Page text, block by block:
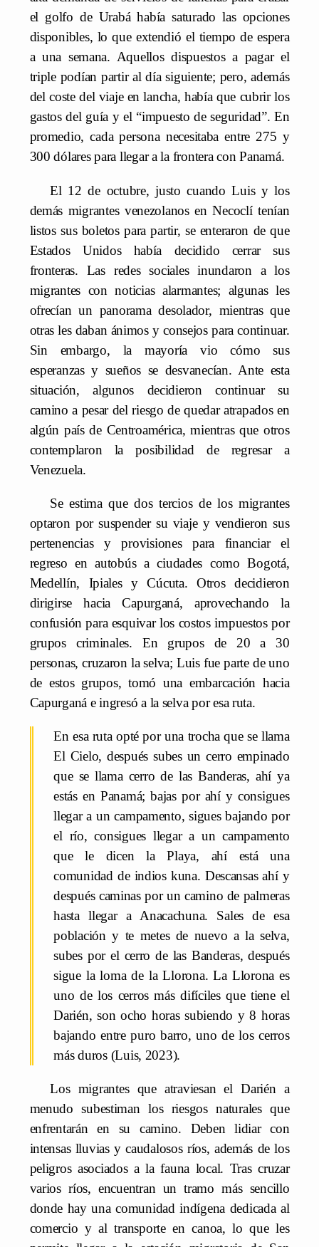
el golfo de Urabá había saturado las opciones
disponibles, lo que extendió el tiempo de espera
a una semana. Aquellos dispuestos a pagar el
triple podían partir al día siguiente; pero, además
del coste del viaje en lancha, había que cubrir los
gastos del guía y el “impuesto de seguridad”. En
promedio, cada persona necesitaba entre 275 y
300 dólares para llegar a la frontera con Panamá.
El 12 de octubre, justo cuando Luis y los
demás migrantes venezolanos en Necoclí tenían
listos sus boletos para partir, se enteraron de que
Estados Unidos había decidido cerrar sus
fronteras. Las redes sociales inundaron a los
migrantes con noticias alarmantes; algunas les
ofrecían un panorama desolador, mientras que
otras les daban ánimos y consejos para continuar.
Sin embargo, la mayoría vio cómo sus
esperanzas y sueños se desvanecían. Ante esta
situación, algunos decidieron continuar su
camino a pesar del riesgo de quedar atrapados en
algún país de Centroamérica, mientras que otros
contemplaron la posibilidad de regresar a
Venezuela.
Se estima que dos tercios de los migrantes
optaron por suspender su viaje y vendieron sus
pertenencias y provisiones para financiar el
regreso en autobús a ciudades como Bogotá,
Medellín, Ipiales y Cúcuta. Otros decidieron
dirigirse hacia Capurganá, aprovechando la
confusión para esquivar los costos impuestos por
grupos criminales. En grupos de 20 a 30
personas, cruzaron la selva; Luis fue parte de uno
de estos grupos, tomó una embarcación hacia
Capurganá e ingresó a la selva por esa ruta.
En esa ruta opté por una trocha que se llama
El Cielo, después subes un cerro empinado
que se llama cerro de las Banderas, ahí ya
estás en Panamá; bajas por ahí y consigues
llegar a un campamento, sigues bajando por
el río, consigues llegar a un campamento
que le dicen la Playa, ahí está una
comunidad de indios kuna. Descansas ahí y
después caminas por un camino de palmeras
hasta llegar a Anacachuna. Sales de esa
población y te metes de nuevo a la selva,
subes por el cerro de las Banderas, después
sigue la loma de la Llorona. La Llorona es
uno de los cerros más difíciles que tiene el
Darién, son ocho horas subiendo y 8 horas
bajando entre puro barro, uno de los cerros
más duros (Luis, 2023).
Los migrantes que atraviesan el Darién a
menudo subestiman los riesgos naturales que
enfrentarán en su camino. Deben lidiar con
intensas lluvias y caudalosos ríos, además de los
peligros asociados a la fauna local. Tras cruzar
varios ríos, encuentran un tramo más sencillo
donde hay una comunidad indígena dedicada al
comercio y al transporte en canoa, lo que les